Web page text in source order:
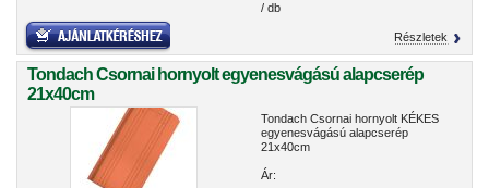
/ db
Részletek
Tondach Csornai hornyolt egyenesvágású alapcserép
21x40cm
Tondach Csornai hornyolt KÉKES
egyenesvágású alapcserép
21x40cm
Ár: